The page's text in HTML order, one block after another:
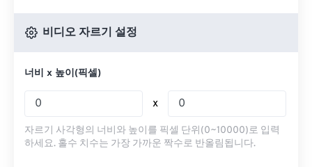
비디오 자르기 설정
너비 x 높이(픽셀)
x
자르기 사각형의 너비와 높이를 픽셀 단위(0~10000)로 입력
하세요. 홀수 치수는 가장 가까운 짝수로 반올림됩니다.